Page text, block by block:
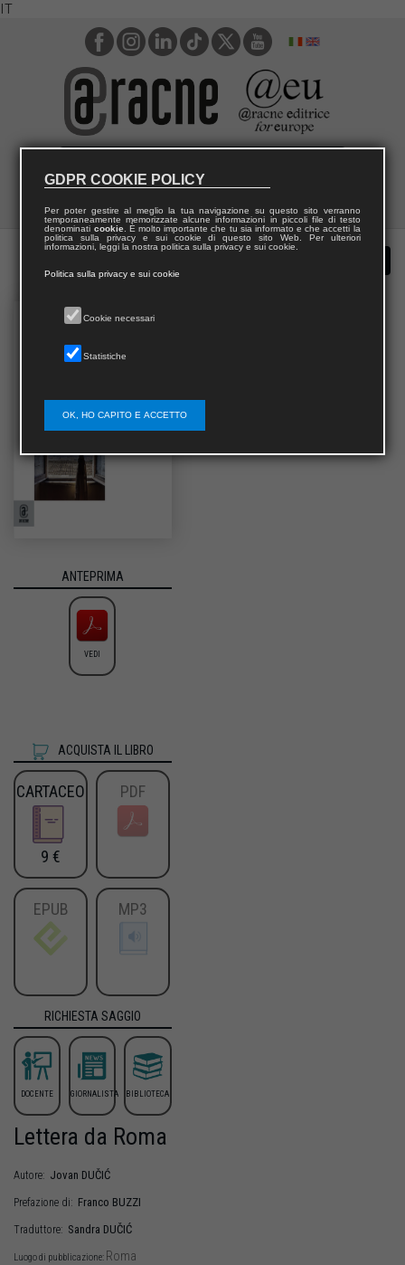
IT
ANTEPRIMA
VEDI
ACQUISTA IL LIBRO
CARTACEO
9 €
PDF
EPUB MP3
RICHIESTA SAGGIO
DOCENTE GIORNALISTA BIBLIOTECA
Lettera da Roma
Autore: Jovan DUČIĆ
Prefazione di: Franco BUZZI
Traduttore: Sandra DUČIĆ
Luogo di pubblicazione: Roma
GDPR COOKIE POLICY
Per poter gestire al meglio la tua navigazione su questo sito verranno
temporaneamente memorizzate alcune informazioni in piccoli file di testo
denominati cookie. È molto importante che tu sia informato e che accetti la
politica sulla privacy e sui cookie di questo sito Web. Per ulteriori
informazioni, leggi la nostra politica sulla privacy e sui cookie.
Politica sulla privacy e sui cookie
Cookie necessari
Statistiche
OK, HO CAPITO E ACCETTO